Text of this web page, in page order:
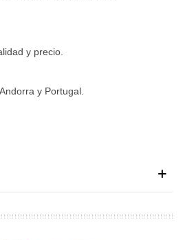
y precio.
y Portugal.